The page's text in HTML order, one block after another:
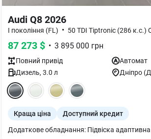
Audi Q8 2026
I покоління (FL) • 50 TDI Tiptronic (286 к.с.)
87 273 $ • 3 895 000 грн
Повний привід
Автомат
Дизель, 3.0 л Дніпро
Краща ціна Доступний кредит